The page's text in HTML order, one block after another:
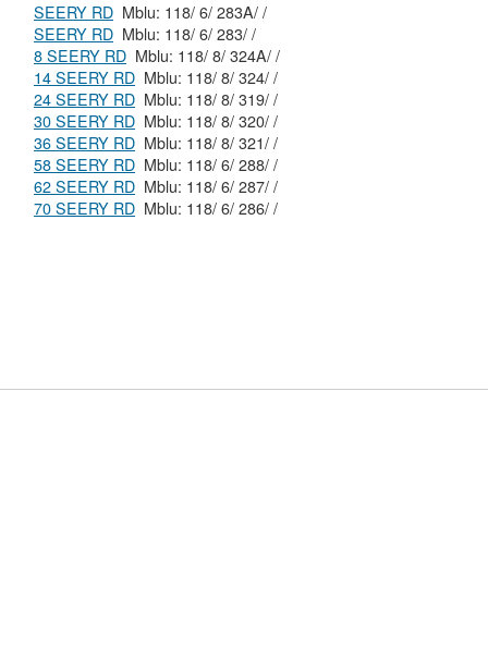
SEERY RD
Mblu: 118/ 6/ 283A/ /
SEERY RD
Mblu: 118/ 6/ 283/ /
8 SEERY RD
Mblu: 118/ 8/ 324A/ /
14 SEERY RD
Mblu: 118/ 8/ 324/ /
24 SEERY RD
Mblu: 118/ 8/ 319/ /
30 SEERY RD
Mblu: 118/ 8/ 320/ /
36 SEERY RD
Mblu: 118/ 8/ 321/ /
58 SEERY RD
Mblu: 118/ 6/ 288/ /
62 SEERY RD
Mblu: 118/ 6/ 287/ /
70 SEERY RD
Mblu: 118/ 6/ 286/ /